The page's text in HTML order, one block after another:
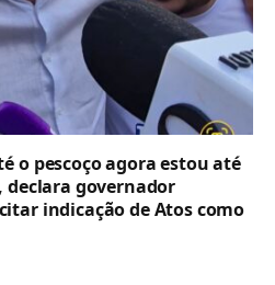
o pescoço agora estou até
declara governador
indicação de Atos como